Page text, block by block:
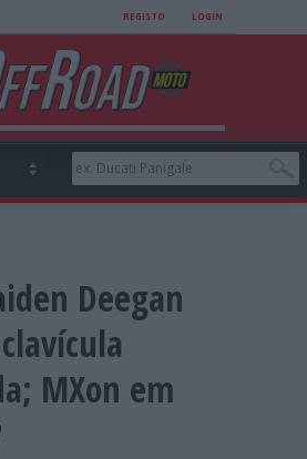
REGISTO LOGIN
Deegan
MXon em